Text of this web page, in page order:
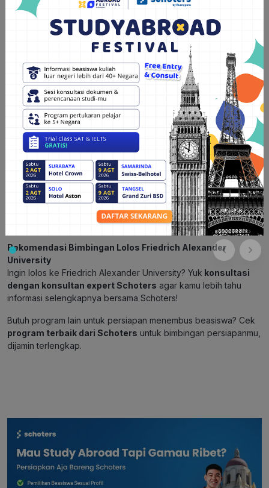
Program beasiswa ini diselenggarakan oleh DAAD (Deutscher
Akademischer Austauschdienst) dan menawarkan kesempatan
bagi pelajar asal Indonesia untuk belajar di FAU dalam bidang
studi tertentu yang terkait dengan pembangunan.
3. Beasiswa dari Pemerintah Indonesia
Pemerintah Indonesia juga menyediakan beasiswa untuk
mahasiswa yang ingin melanjutkan studi di luar negeri.
Mahasiswa dapat mencari informasi lebih lanjut tentang
beasiswa ini melalui Kementerian Pendidikan dan Kebudayaan
atau lembaga terkait lainnya.
Dengan menambahkan topik ini, artikel tentang Friedrich-
Alexander-Universität Erlangen-Nürnberg akan menjadi lebih
komprehensif dan memberikan informasi yang lengkap tentang
universitas ini, persyaratan pendaftaran, dan peluang beasiswa
yang dapat diikuti oleh pelajar asal Indonesia.
Rekomendasi Bimbingan Lolos Friedrich Alexander
University
Ingin lolos ke Friedrich Alexander University? Yuk konsultasi
dengan konsultan expert Schoters agar kamu lebih tahu
informasi selengkapnya bersama Schoters!
Butuh program lain untuk persiapan menembus beasiswa? Cek
program terbaik dari Schoters untuk bimbingan persiapanmu,
dijamin terlengkap.